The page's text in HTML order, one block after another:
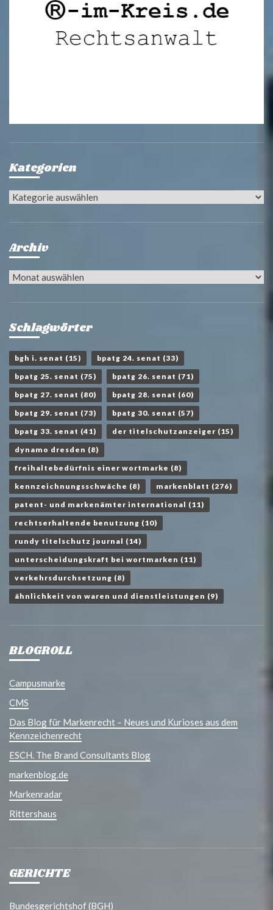
Kategorien
Kategorien
Archiv
Archiv
Schlagwörter
bgh i. senat (15) bpatg 24. senat (33)
bpatg 25. senat (75) bpatg 26. senat (71)
bpatg 27. senat (80) bpatg 28. senat (60)
bpatg 29. senat (73) bpatg 30. senat (57)
bpatg 33. senat (41) der titelschutzanzeiger (15)
dynamo dresden (8)
freihaltebedürfnis einer wortmarke (8)
kennzeichnungsschwäche (8) markenblatt (276)
patent- und markenämter international (11)
rechtserhaltende benutzung (10)
rundy titelschutz journal (14)
unterscheidungskraft bei wortmarken (11)
verkehrsdurchsetzung (8)
ähnlichkeit von waren und dienstleistungen (9)
BLOGROLL
Campusmarke
CMS
Das Blog für Markenrecht – Neues und Kurioses aus dem
Kennzeichenrecht
ESCH. The Brand Consultants Blog
markenblog.de
Markenradar
Rittershaus
GERICHTE
Bundesgerichtshof (BGH)